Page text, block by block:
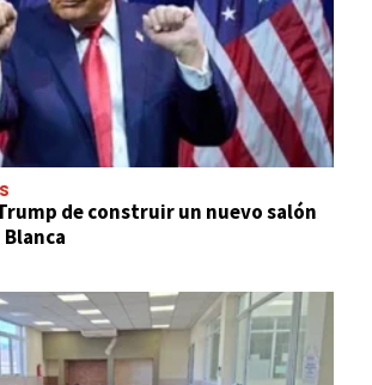
de construir un nuevo salón
Blanca